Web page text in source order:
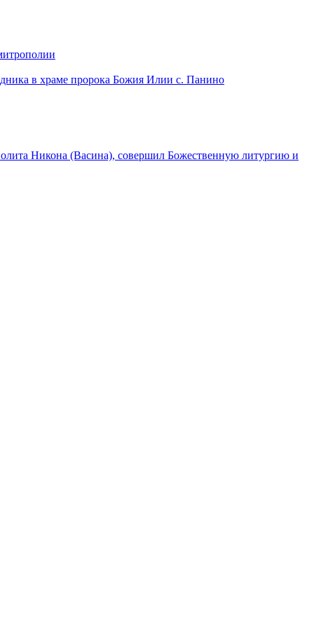
в храме пророка Божия Илии с. Панино
Никона (Васина), совершил Божественную литургию и